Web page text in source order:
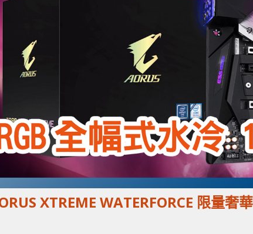
XTREME WATERFORCE 限量奢華